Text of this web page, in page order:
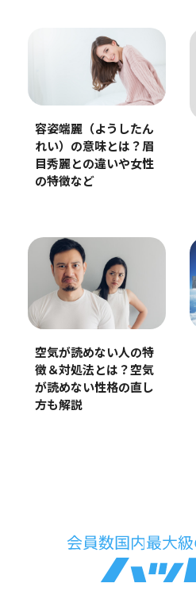
容姿端麗（ようしたん
れい）の意味とは？眉
目秀麗との違いや女性
の特徴など
空気が読めない人の特
徴＆対処法とは？空気
が読めない性格の直し
方も解説